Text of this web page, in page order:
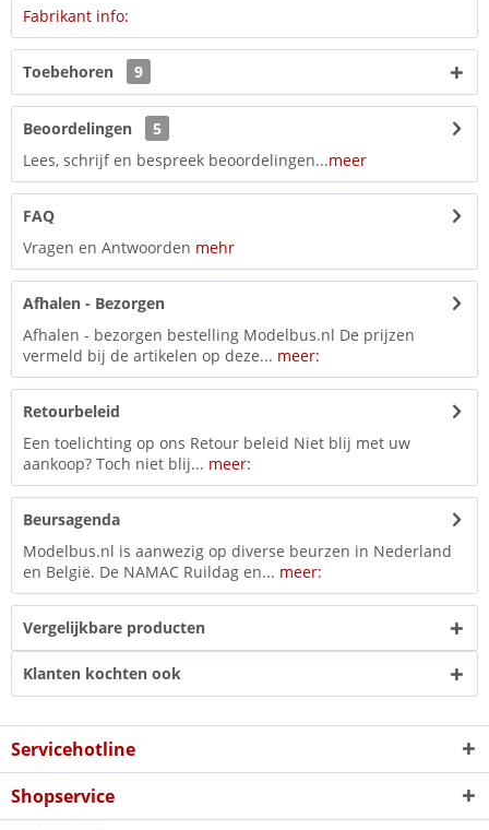
Fabrikant info:
Toebehoren 9
Beoordelingen
5
Lees, schrijf en bespreek beoordelingen...meer
FAQ
Vragen en Antwoorden mehr
Afhalen - Bezorgen
Afhalen - bezorgen bestelling Modelbus.nl De prijzen
vermeld bij de artikelen op deze... meer:
Retourbeleid
Een toelichting op ons Retour beleid Niet blij met uw
aankoop? Toch niet blij... meer:
Beursagenda
Modelbus.nl is aanwezig op diverse beurzen in Nederland
en België. De NAMAC Ruildag en... meer:
Vergelijkbare producten
Klanten kochten ook
Servicehotline
Shopservice